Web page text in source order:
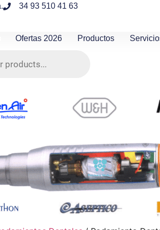
34 93 510 41 63
Ofertas 2026 Productos